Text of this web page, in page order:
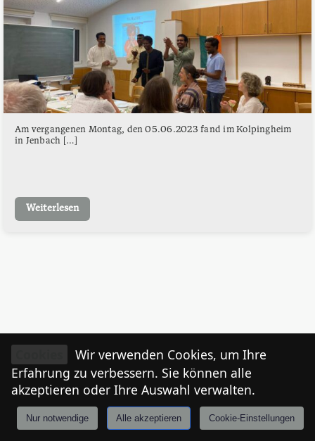
Am vergangenen Montag, den 05.06.2023 fand im Kolpingheim
in Jenbach […]
Weiterlesen
Anmelden Tiroler
Wir verwenden Cookies, um Ihre
Erfahrung zu verbessern. Sie können alle
akzeptieren oder Ihre Auswahl verwalten.
Nur notwendige Alle akzeptieren Cookie-Einstellungen